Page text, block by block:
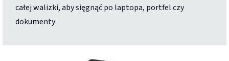
całej walizki, aby sięgnąć po laptopa, portfel czy
dokumenty